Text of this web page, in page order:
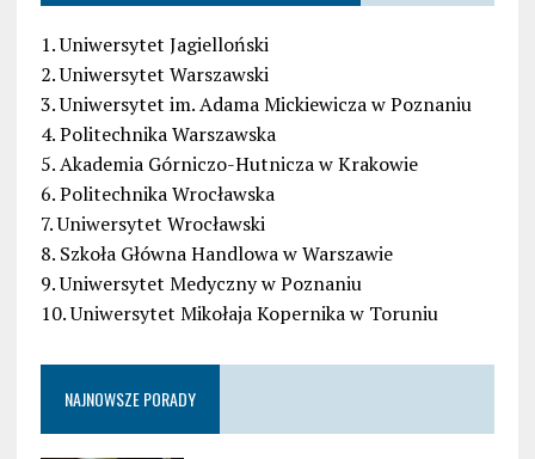
1. Uniwersytet Jagielloński
2. Uniwersytet Warszawski
3. Uniwersytet im. Adama Mickiewicza w Poznaniu
4. Politechnika Warszawska
5. Akademia Górniczo-Hutnicza w Krakowie
6. Politechnika Wrocławska
7. Uniwersytet Wrocławski
8. Szkoła Główna Handlowa w Warszawie
9. Uniwersytet Medyczny w Poznaniu
10. Uniwersytet Mikołaja Kopernika w Toruniu
NAJNOWSZE PORADY